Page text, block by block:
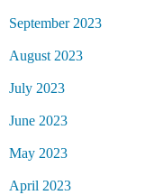
September 2023
August 2023
July 2023
June 2023
May 2023
April 2023